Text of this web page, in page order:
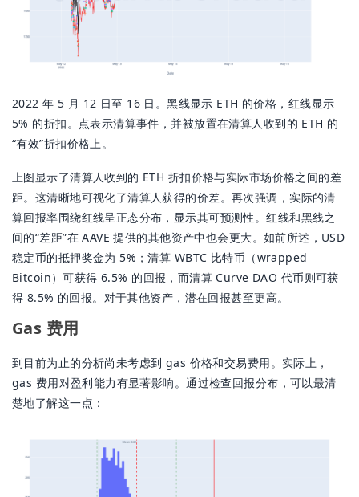
2022 年 5 月 12 日至 16 日。黑线显示 ETH 的价格，红线显示
5% 的折扣。点表示清算事件，并被放置在清算人收到的 ETH 的
“有效”折扣价格上。
上图显示了清算人收到的 ETH 折扣价格与实际市场价格之间的差
距。这清晰地可视化了清算人获得的价差。再次强调，实际的清
算回报率围绕红线呈正态分布，显示其可预测性。红线和黑线之
间的“差距”在 AAVE 提供的其他资产中也会更大。如前所述，USD
稳定币的抵押奖金为 5%；清算 WBTC 比特币（wrapped
Bitcoin）可获得 6.5% 的回报，而清算 Curve DAO 代币则可获
得 8.5% 的回报。对于其他资产，潜在回报甚至更高。
Gas 费用
到目前为止的分析尚未考虑到 gas 价格和交易费用。实际上，
gas 费用对盈利能力有显著影响。通过检查回报分布，可以最清
楚地了解这一点：